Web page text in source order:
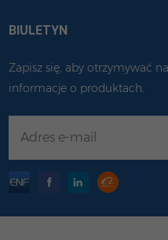
BIULETYN
Zapisz się, aby otrzymywać
informacje o produktach.